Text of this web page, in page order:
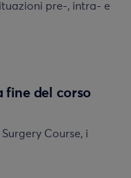
pre-, intra- e
fine del corso
Course, i